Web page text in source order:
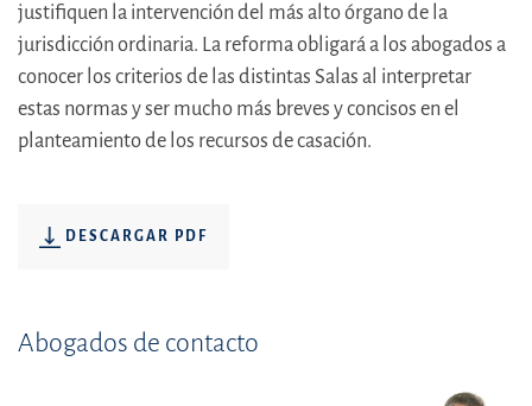
justifiquen la intervención del más alto órgano de la
jurisdicción ordinaria. La reforma obligará a los abogados a
conocer los criterios de las distintas Salas al interpretar
estas normas y ser mucho más breves y concisos en el
planteamiento de los recursos de casación.
DESCARGAR PDF
Abogados de contacto